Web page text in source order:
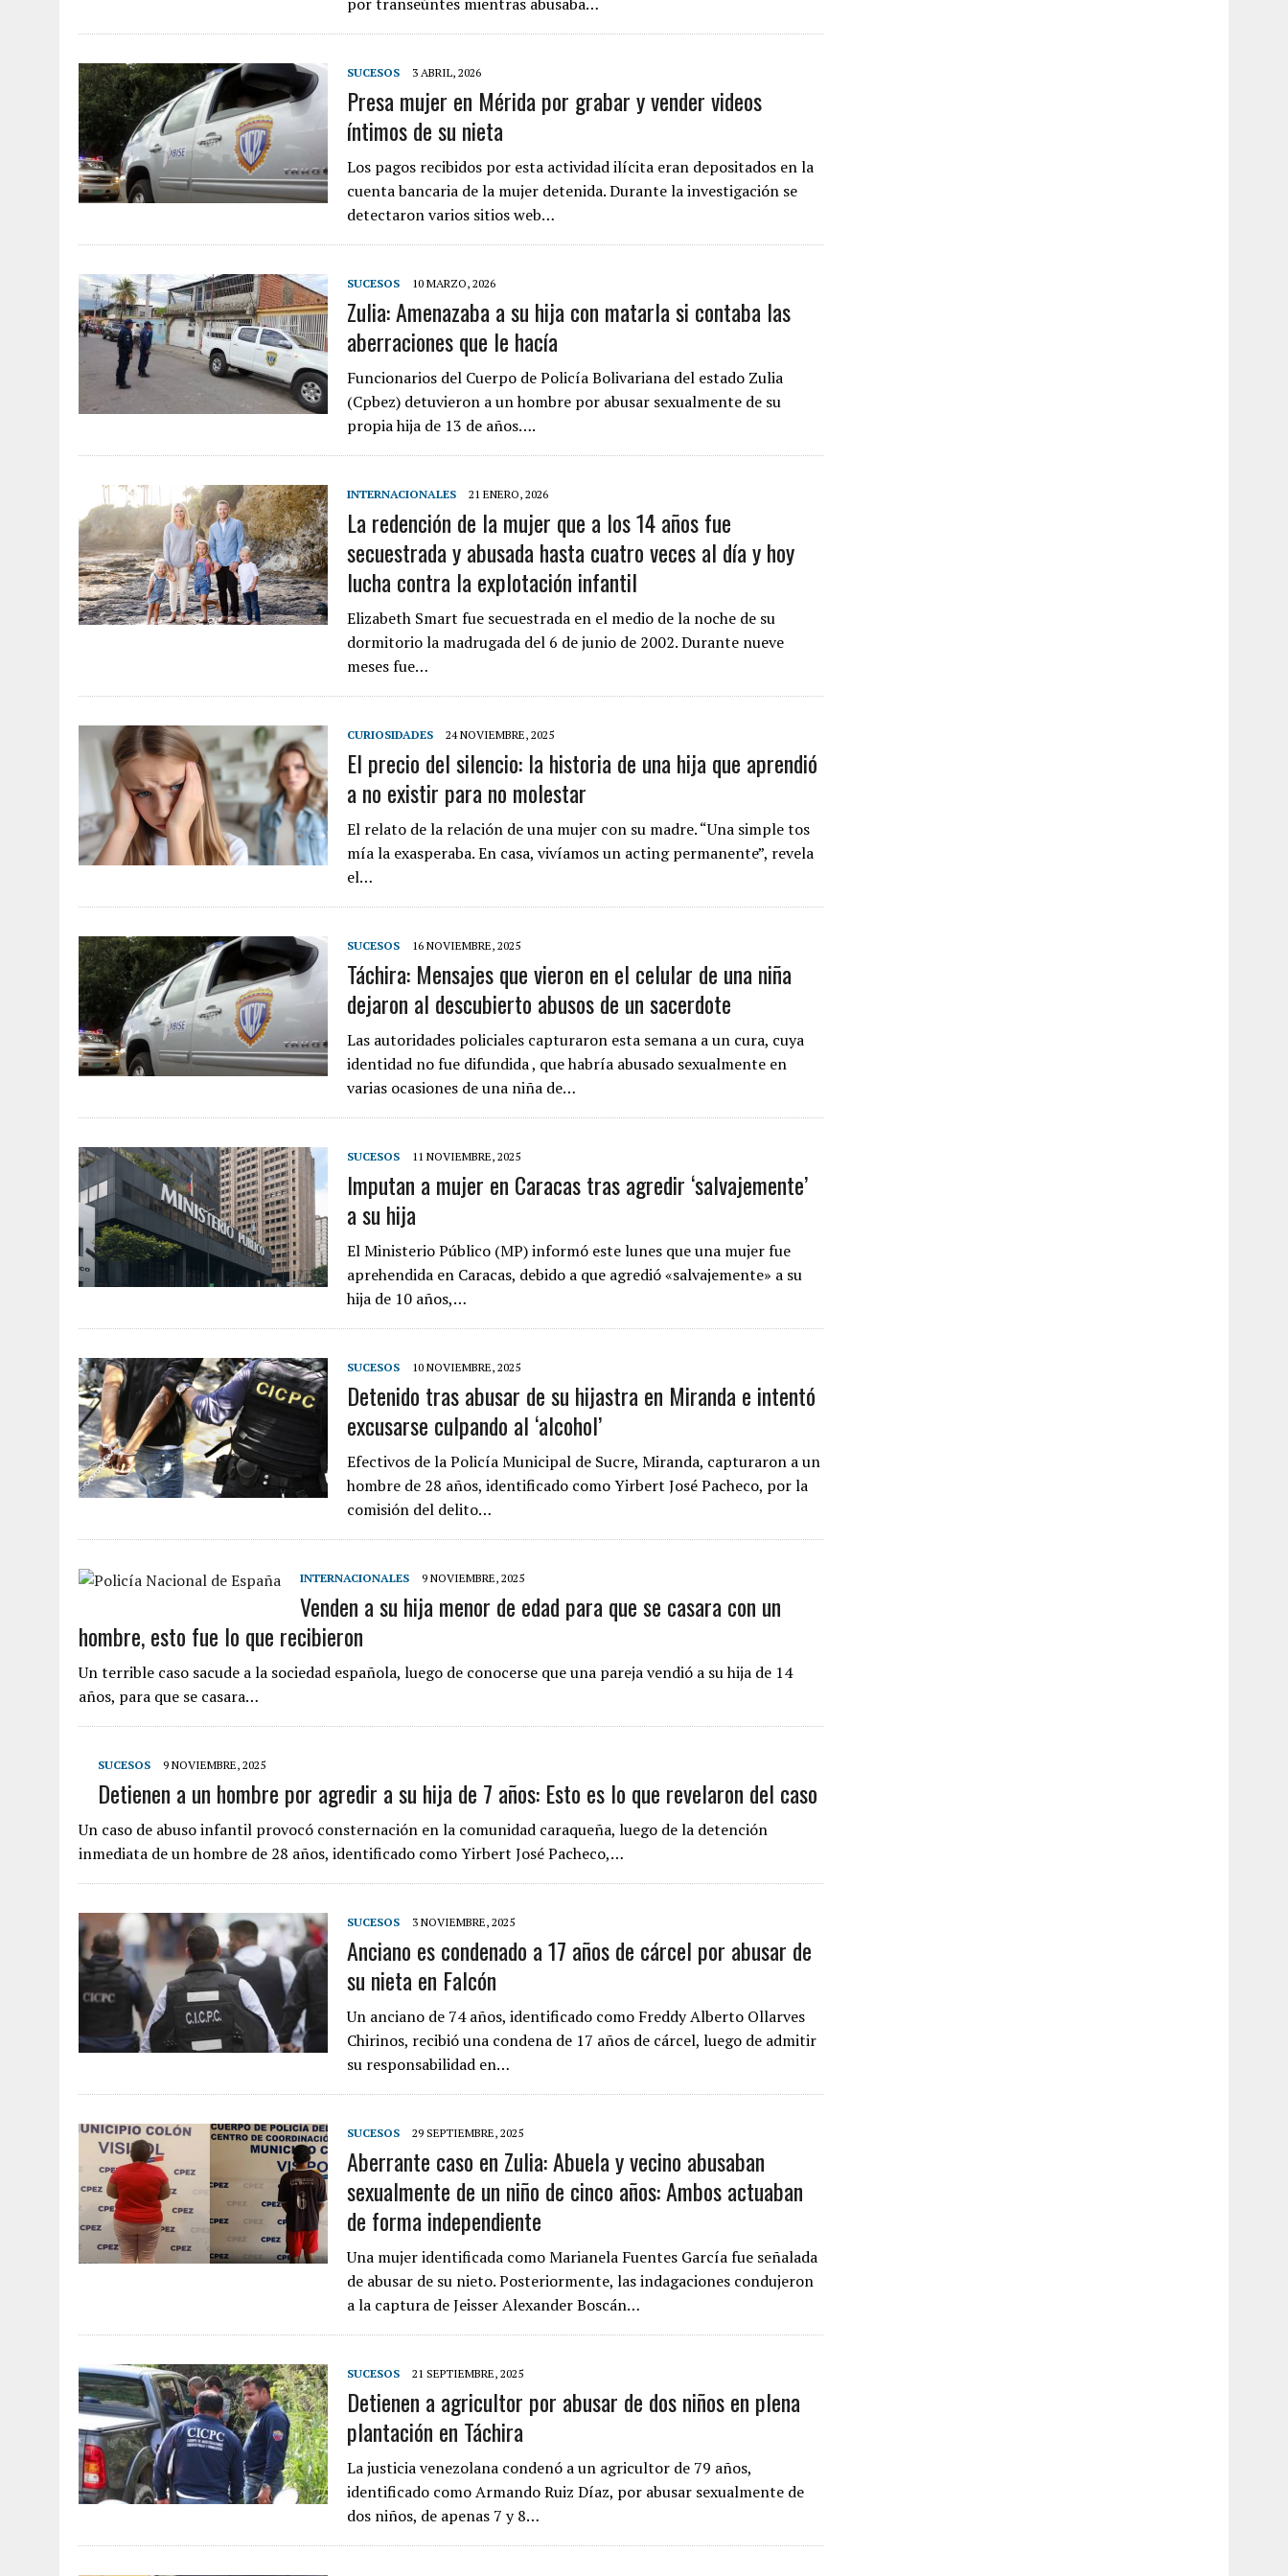
SUCESOS 3 ABRIL, 2026
Presa mujer en Mérida por grabar y vender videos
íntimos de su nieta
Los pagos recibidos por esta actividad ilícita eran depositados en la
cuenta bancaria de la mujer detenida. Durante la investigación se
detectaron varios sitios web…
SUCESOS 10 MARZO, 2026
Zulia: Amenazaba a su hija con matarla si contaba las
aberraciones que le hacía
Funcionarios del Cuerpo de Policía Bolivariana del estado Zulia
(Cpbez) detuvieron a un hombre por abusar sexualmente de su
propia hija de 13 de años….
INTERNACIONALES 21 ENERO, 2026
La redención de la mujer que a los 14 años fue
secuestrada y abusada hasta cuatro veces al día y hoy
lucha contra la explotación infantil
Elizabeth Smart fue secuestrada en el medio de la noche de su
dormitorio la madrugada del 6 de junio de 2002. Durante nueve
meses fue…
CURIOSIDADES 24 NOVIEMBRE, 2025
El precio del silencio: la historia de una hija que aprendió
a no existir para no molestar
El relato de la relación de una mujer con su madre. “Una simple tos
mía la exasperaba. En casa, vivíamos un acting permanente”, revela
el…
SUCESOS 16 NOVIEMBRE, 2025
Táchira: Mensajes que vieron en el celular de una niña
dejaron al descubierto abusos de un sacerdote
Las autoridades policiales capturaron esta semana a un cura, cuya
identidad no fue difundida , que habría abusado sexualmente en
varias ocasiones de una niña de…
SUCESOS 11 NOVIEMBRE, 2025
Imputan a mujer en Caracas tras agredir ‘salvajemente’
a su hija
El Ministerio Público (MP) informó este lunes que una mujer fue
aprehendida en Caracas, debido a que agredió «salvajemente» a su
hija de 10 años,…
SUCESOS 10 NOVIEMBRE, 2025
Detenido tras abusar de su hijastra en Miranda e intentó
excusarse culpando al ‘alcohol’
Efectivos de la Policía Municipal de Sucre, Miranda, capturaron a un
hombre de 28 años, identificado como Yirbert José Pacheco, por la
comisión del delito…
INTERNACIONALES 9 NOVIEMBRE, 2025
Venden a su hija menor de edad para que se casara con un
hombre, esto fue lo que recibieron
Un terrible caso sacude a la sociedad española, luego de conocerse que una pareja vendió a su hija de 14
años, para que se casara…
SUCESOS 9 NOVIEMBRE, 2025
Detienen a un hombre por agredir a su hija de 7 años: Esto es lo que revelaron del caso
Un caso de abuso infantil provocó consternación en la comunidad caraqueña, luego de la detención
inmediata de un hombre de 28 años, identificado como Yirbert José Pacheco,…
SUCESOS 3 NOVIEMBRE, 2025
Anciano es condenado a 17 años de cárcel por abusar de
su nieta en Falcón
Un anciano de 74 años, identificado como Freddy Alberto Ollarves
Chirinos, recibió una condena de 17 años de cárcel, luego de admitir
su responsabilidad en…
SUCESOS 29 SEPTIEMBRE, 2025
Aberrante caso en Zulia: Abuela y vecino abusaban
sexualmente de un niño de cinco años: Ambos actuaban
de forma independiente
Una mujer identificada como Marianela Fuentes García fue señalada
de abusar de su nieto. Posteriormente, las indagaciones condujeron
a la captura de Jeisser Alexander Boscán…
SUCESOS 21 SEPTIEMBRE, 2025
Detienen a agricultor por abusar de dos niños en plena
plantación en Táchira
La justicia venezolana condenó a un agricultor de 79 años,
identificado como Armando Ruiz Díaz, por abusar sexualmente de
dos niños, de apenas 7 y 8…